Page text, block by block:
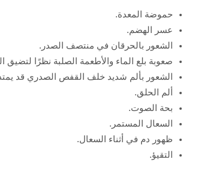
حموضة المعدة.
عسر الهضم.
الشعور بالحرقان في منتصف الصدر.
صعوبة بلع الماء والأطعمة الصلبة نظرًا لتضيق
الشعور بألم شديد خلف القفص الصدري قد
ألم الحلق.
بحة الصوت.
السعال المستمر.
ظهور دم في أثناء السعال.
التقيؤ.